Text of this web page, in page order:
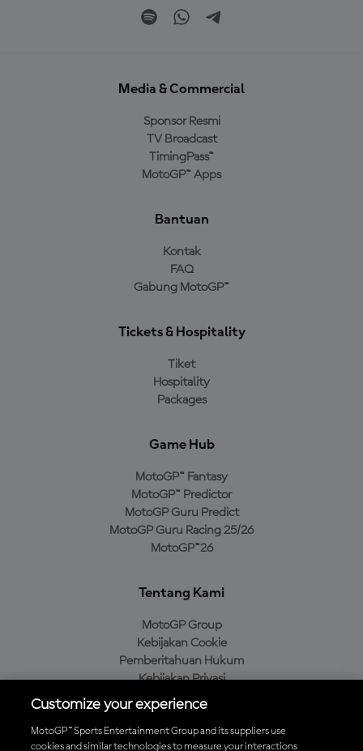
Media & Commercial
Sponsor Resmi
TV Broadcast
TimingPass™
MotoGP™ Apps
Bantuan
Kontak
FAQ
Gabung MotoGP™
Tickets & Hospitality
Tiket
Hospitality
Packages
Game Hub
MotoGP™ Fantasy
MotoGP™ Predictor
MotoGP Guru Predict
MotoGP Guru Racing 25/26
MotoGP™26
Tentang Kami
MotoGP Group
Kebijakan Cookie
Pemberitahuan Hukum
Kebijakan Privasi
Kebijakan Pembelian
Customize your experience
MotoGP™ Sports Entertainment Group and its suppliers use
cookies and similar technologies to measure your interactions